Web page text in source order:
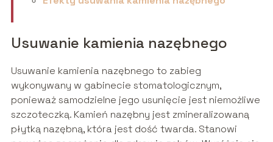
Usuwanie kamienia nazębnego
Usuwanie kamienia nazębnego to zabieg
wykonywany w gabinecie stomatologicznym,
ponieważ samodzielne jego usunięcie jest niemożliwe
szczoteczką. Kamień nazębny jest zmineralizowaną
płytką nazębną, która jest dość twarda. Stanowi